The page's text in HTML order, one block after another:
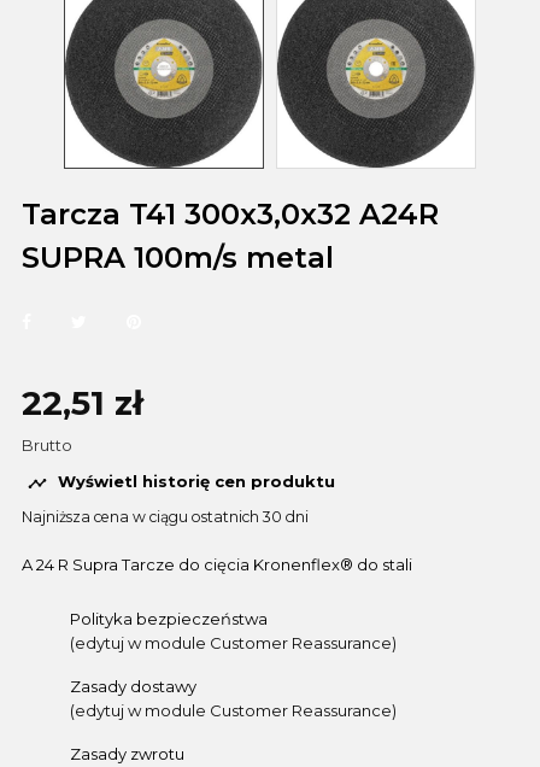
Tarcza T41 300x3,0x32 A24R
SUPRA 100m/s metal
22,51 zł
Brutto
 Wyświetl historię cen produktu
Najniższa cena w ciągu ostatnich 30 dni
A 24 R Supra Tarcze do cięcia Kronenflex® do stali
Polityka bezpieczeństwa
(edytuj w module Customer Reassurance)
Zasady dostawy
(edytuj w module Customer Reassurance)
Zasady zwrotu